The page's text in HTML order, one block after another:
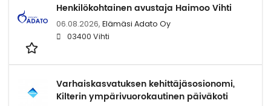
Henkilökohtainen avustaja Haimoo Vihti
06.08.2026, Elämäsi Adato Oy
03400 Vihti
Varhaiskasvatuksen kehittäjäsosionomi,
Kilterin ympärivuorokautinen päiväkoti